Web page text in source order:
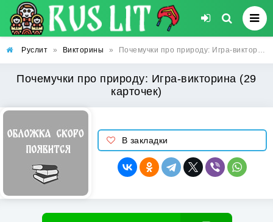
Руслит » Викторины » Почемучки про природу: Игра-викторина (29 карточек)
Почемучки про природу: Игра-викторина (29
карточек)
В закладки